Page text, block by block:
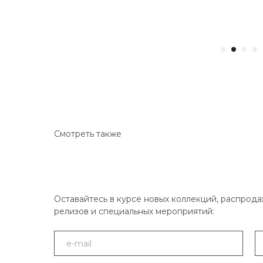
Смотреть также
Оставайтесь в курсе новых коллекций,
релизов и специальных мероприятий: